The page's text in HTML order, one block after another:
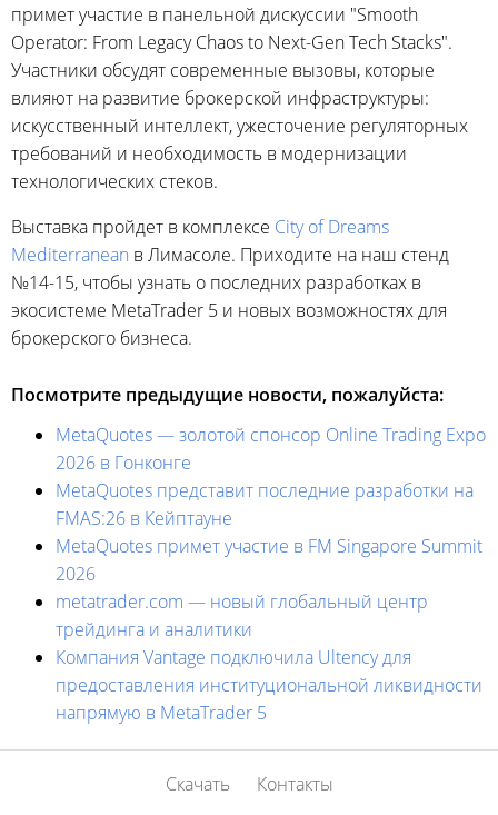
примет участие в панельной дискуссии "Smooth
Operator: From Legacy Chaos to Next-Gen Tech Stacks".
Участники обсудят современные вызовы, которые
влияют на развитие брокерской инфраструктуры:
искусственный интеллект, ужесточение регуляторных
требований и необходимость в модернизации
технологических стеков.
Выставка пройдет в комплексе City of Dreams
Mediterranean в Лимасоле. Приходите на наш стенд
№14-15, чтобы узнать о последних разработках в
экосистеме MetaTrader 5 и новых возможностях для
брокерского бизнеса.
Посмотрите предыдущие новости, пожалуйста:
MetaQuotes — золотой спонсор Online Trading Expo
2026 в Гонконге
MetaQuotes представит последние разработки на
FMAS:26 в Кейптауне
MetaQuotes примет участие в FM Singapore Summit
2026
metatrader.com — новый глобальный центр
трейдинга и аналитики
Компания Vantage подключила Ultency для
предоставления институциональной ликвидности
напрямую в MetaTrader 5
Скачать Контакты